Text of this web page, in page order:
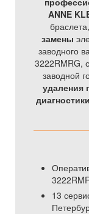
ANNE
замены
заводного
3222RMRG,
заводной
удаления
13